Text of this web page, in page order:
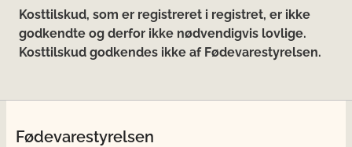
Kosttilskud, som er registreret i registret, er ikke
godkendte og derfor ikke nødvendigvis lovlige.
Kosttilskud godkendes ikke af Fødevarestyrelsen.
Fødevarestyrelsen